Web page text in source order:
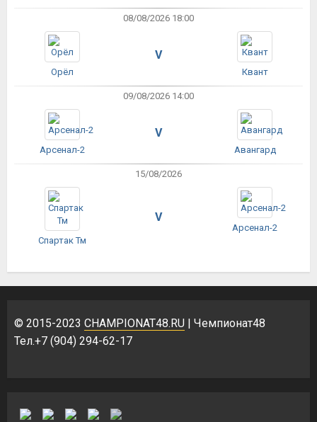
08/08/2026 18:00
Орёл
V
Квант
09/08/2026 14:00
Арсенал-2
V
Авангард
15/08/2026
Спартак Тм
V
Арсенал-2
© 2015-2023 CHAMPIONAT48.RU | Чемпионат48
Тел.+7 (904) 294-62-17